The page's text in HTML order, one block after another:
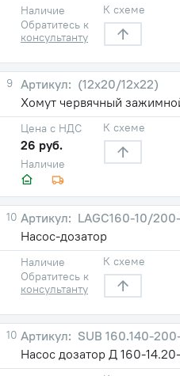
Наличие
Обратитесь к
консультанту
К схеме
9
(12х20/12х22)
Хомут червячный
Наличие
Цена с НДС
26 руб.
К схеме
10
LAGC160-10/
Насос-дозатор
Наличие
Обратитесь к
консультанту
К схеме
10
SUB 160.140-
Насос дозатор Д 160-